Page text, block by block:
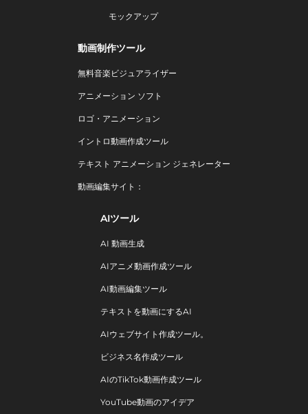
モックアップ
動画制作ツール
無料音楽ビジュアライザー
アニメーション ソフト
ロゴ・アニメーション
イントロ動画作成ツール
テキスト アニメーション ジェネレーター
動画編集サイト：
AIツール
AI 動画生成
AIアニメ動画作成ツール
AI動画編集ツール
テキストを動画にするAI
AIウェブサイト作成ツール。
ビジネス名作成ツール
AIのTikTok動画作成ツール
YouTube動画のアイデア